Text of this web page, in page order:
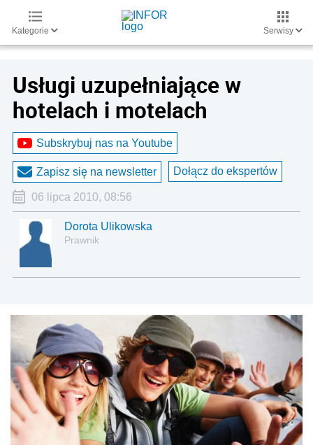
Kategorie Serwisy
Usługi uzupełniające w
hotelach i motelach
Subskrybuj nas na Youtube
Zapisz się na newsletter Dołącz do ekspertów
06 lipca 2010, 08:56
Dorota Ulikowska
Prawnik